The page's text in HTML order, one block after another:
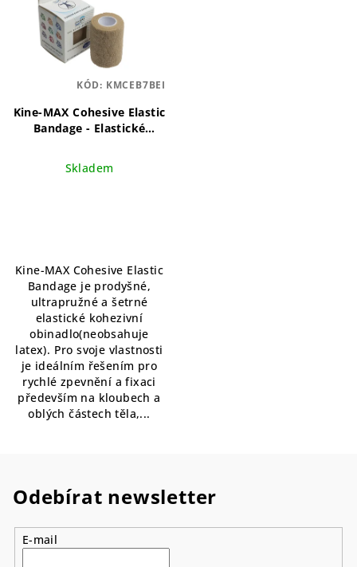
Kine-MAX Cohesive Elastic
Bandage - Elastické
tělovéSamofixační
Skladem
Kine-MAX Cohesive Elastic
Bandage je prodyšné,
ultrapružné a šetrné
elastické kohezivní
obinadlo(neobsahuje
latex). Pro svoje vlastnosti
je ideálním řešením pro
rychlé zpevnění a fixaci
především na kloubech a
oblých částech těla,...
KÓD: KMCEB7BEI
Odebírat newsletter
E-mail